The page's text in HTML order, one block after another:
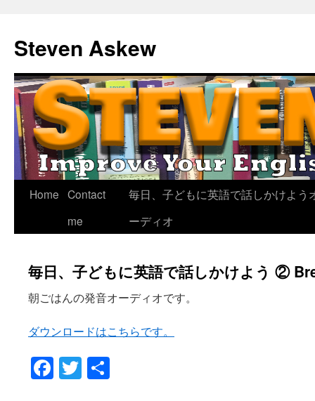
content
Steven Askew
Home Contact
me
毎日、子どもに英語で話しかけよう
ーディオ
毎日、子どもに英語で話しかけよう ②
朝ごはんの発音オーディオです。
ダウンロードはこちらです。
Facebook
Twitter